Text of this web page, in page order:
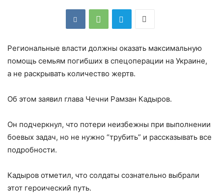
Региональные власти должны оказать максимальную
помощь семьям погибших в спецоперации на Украине,
а не раскрывать количество жертв.
Об этом заявил глава Чечни Рамзан Кадыров.
Он подчеркнул, что потери неизбежны при выполнении
боевых задач, но не нужно “трубить” и рассказывать все
подробности.
Кадыров отметил, что солдаты сознательно выбрали
этот героический путь.